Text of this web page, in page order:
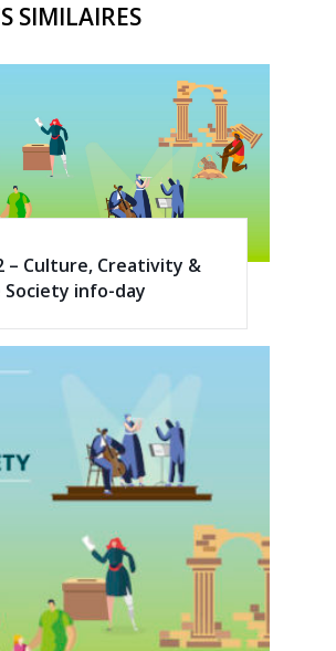
SIMILAIRES
– Culture, Creativity &
Society info-day